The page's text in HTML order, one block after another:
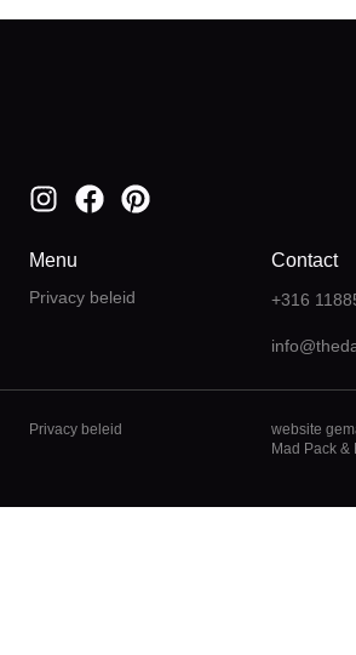
Menu
Privacy beleid
Contact
+316
Privacy beleid
website
Mad Pack &